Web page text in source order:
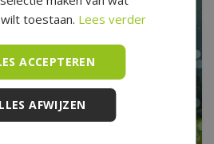
toestaan. Lees verder
ACCEPTEREN
AFWIJZEN